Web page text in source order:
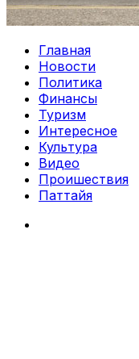
Главная
Новости
Политика
Финансы
Туризм
Интересное
Культура
Видео
Проишествия
Паттайя